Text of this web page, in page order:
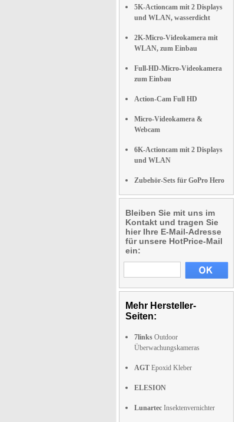
5K-Actioncam mit 2 Displays
und WLAN, wasserdicht
2K-Micro-Videokamera mit
WLAN, zum Einbau
Full-HD-Micro-Videokamera
zum Einbau
Action-Cam Full HD
Micro-Videokamera &
Webcam
6K-Actioncam mit 2 Displays
und WLAN
Zubehör-Sets für GoPro Hero
Bleiben Sie mit uns im
Kontakt und tragen Sie
hier Ihre E-Mail-Adresse
für unsere HotPrice-Mail
ein:
Mehr Hersteller-
Seiten:
7links Outdoor
Überwachungskameras
AGT Epoxid Kleber
ELESION
Lunartec Insektenvernichter